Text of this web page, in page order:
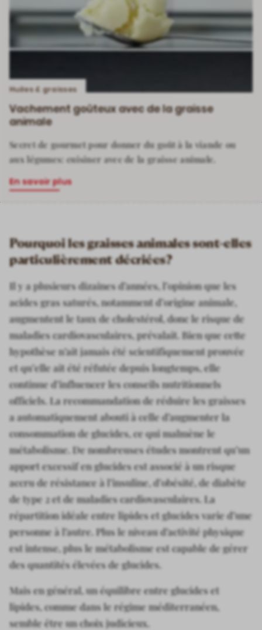
Huiles & graisses
Vachement goûteux avec de la graisse
animale
Secret de gourmet pour donner du goût à la viande ou
aux légumes: cuisiner avec de la graisse animale.
En savoir plus
Pourquoi les graisses animales sont-elles
particulièrement décriées?
Il y a plusieurs dizaines d’années, l’opinion que les
acides gras saturés, notamment d’origine animale,
augmentent le taux de cholestérol, donc le risque de
maladies cardiovasculaires, prévalait. Bien que cette
hypothèse n’ait jamais été scientifiquement prouvée
et qu’elle ait été réfutée depuis longtemps, elle
continue d’influencer les conseils nutritionnels
officiels. La recommandation de réduire les graisses
a automatiquement abouti à celle d’augmenter la
consommation de glucides, ce qui malmène le
métabolisme. De nombreuses études montrent qu’un
apport excessif en glucides est associé à un risque
accru de résistance à l’insuline, d’obésité, de diabète
de type 2 et de maladies cardiovasculaires. La
répartition idéale entre lipides et glucides varie d’une
personne à l’autre. Plus le niveau d’activité physique
est intense, plus le métabolisme est capable de gérer
des quantités élevées de glucides.
Mais en général, un équilibre entre glucides et
lipides, comme dans le régime méditerranéen,
semble être un choix judicieux.